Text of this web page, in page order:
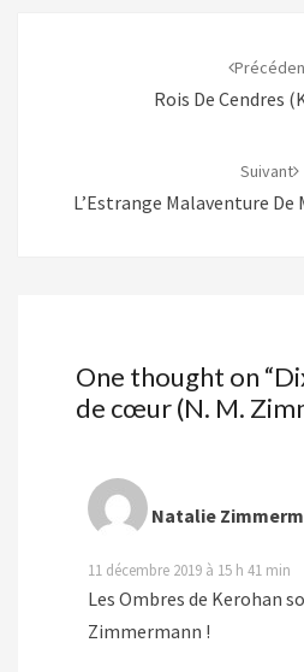
Rois De Cendres
Suivant
L’Estrange Malaventure De
One thought on “
de cœur (N. M.
Natalie
11 décembre 2019 à 15 h 41 min
Les Ombres de Kerohan
Zimmermann !